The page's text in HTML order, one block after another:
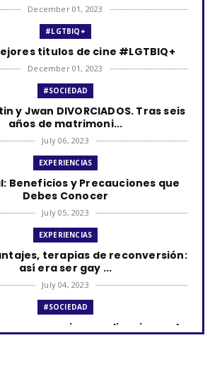
December 01, 2023
#LGTBIQ+
titulos de cine #LGTBIQ+
December 01, 2023
#SOCIEDAD
y Jwan DIVORCIADOS. Tras seis
años de matrimoni...
July 06, 2023
EXPERIENCIAS
Beneficios y Precauciones que
Debes Conocer
July 05, 2023
EXPERIENCIAS
terapias de reconversión:
así era ser gay ...
July 04, 2023
#SOCIEDAD
su presencia en aplicaciones de